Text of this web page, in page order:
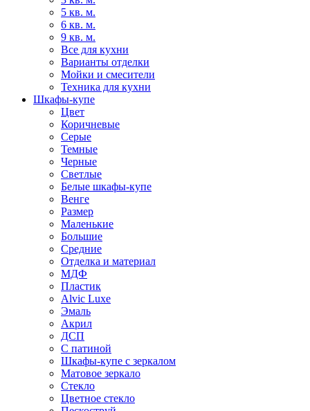
5 кв. м.
6 кв. м.
9 кв. м.
Все для кухни
Варианты отделки
Мойки и смесители
Техника для кухни
Шкафы-купе
Цвет
Коричневые
Серые
Темные
Черные
Светлые
Белые шкафы-купе
Венге
Размер
Маленькие
Большие
Средние
Отделка и материал
МДФ
Пластик
Alvic Luxe
Эмаль
Акрил
ДСП
С патиной
Шкафы-купе с зеркалом
Матовое зеркало
Стекло
Цветное стекло